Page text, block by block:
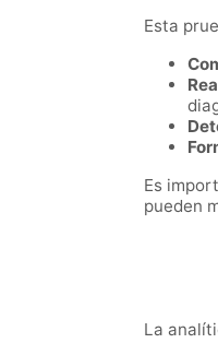
Esta
Es
pueden
La